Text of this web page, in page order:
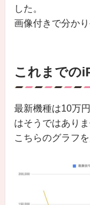
した。
画像付きで分か
これまでの
最新機種は10万
はそうではありま
こちらのグラフ